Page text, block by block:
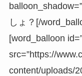
しょ？[/
[word_balloon
src=”https://
content/uploads/